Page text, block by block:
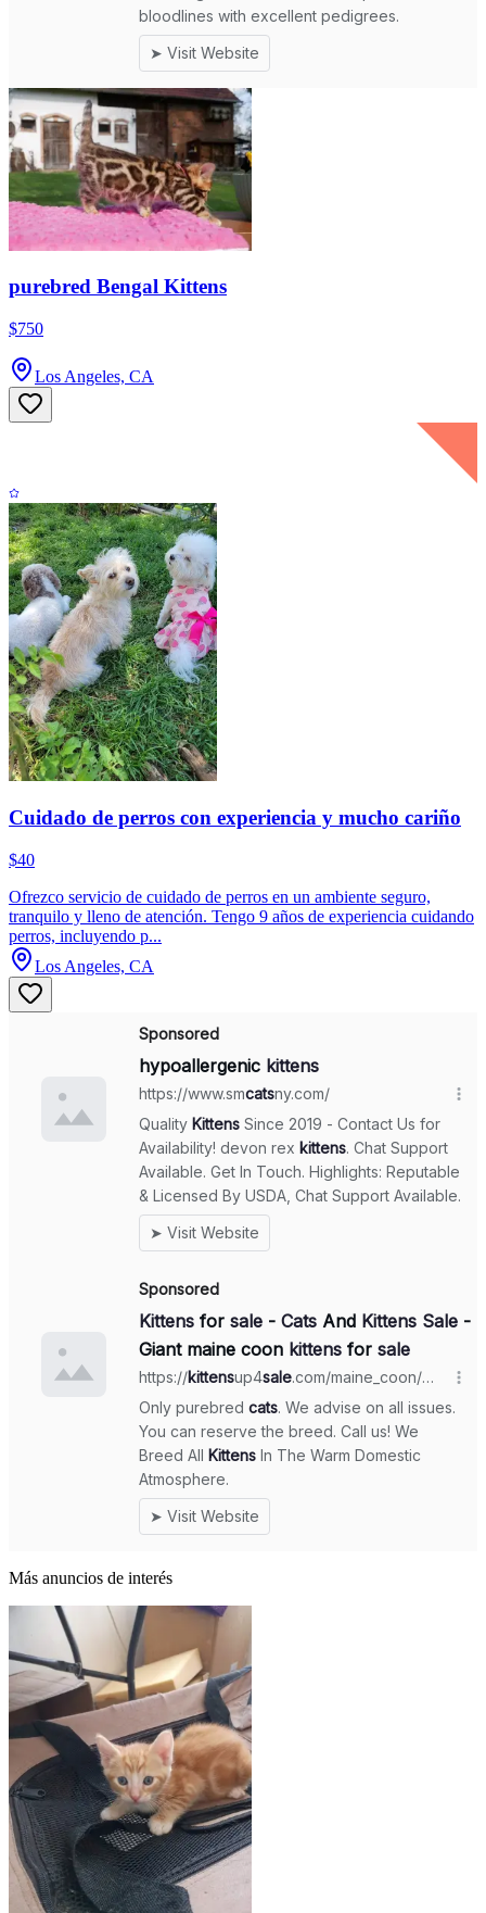
purebred Bengal Kittens
$750
Los Angeles, CA
Cuidado de perros con experiencia y mucho cariño
$40
Ofrezco servicio de cuidado de perros en un ambiente seguro,
tranquilo y lleno de atención. Tengo 9 años de experiencia cuidando
perros, incluyendo p...
Los Angeles, CA
Más anuncios de interés